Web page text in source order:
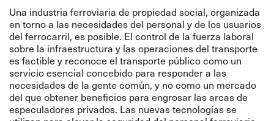
Una industria ferroviaria de propiedad social, organizada
en torno a las necesidades del personal y de los usuarios
del ferrocarril, es posible. El control de la fuerza laboral
sobre la infraestructura y las operaciones del transporte
es factible y reconoce el transporte público como un
servicio esencial concebido para responder a las
necesidades de la gente común, y no como un mercado
del que obtener beneficios para engrosar las arcas de
especuladores privados. Las nuevas tecnologías se